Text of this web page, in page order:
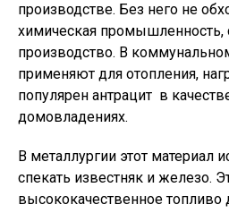
производстве. Без него не
химическая промышленность,
производство. В
применяют для отопления,
популярен антрацит в
домовладениях.
В металлургии этот материал
спекать известняк и железо.
высококачественное топливо